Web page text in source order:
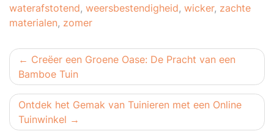
waterafstotend, weersbestendigheid, wicker, zachte
materialen, zomer
Berichtnavigatie
Creëer een Groene Oase: De Pracht van een
Bamboe Tuin
Ontdek het Gemak van Tuinieren met een Online
Tuinwinkel